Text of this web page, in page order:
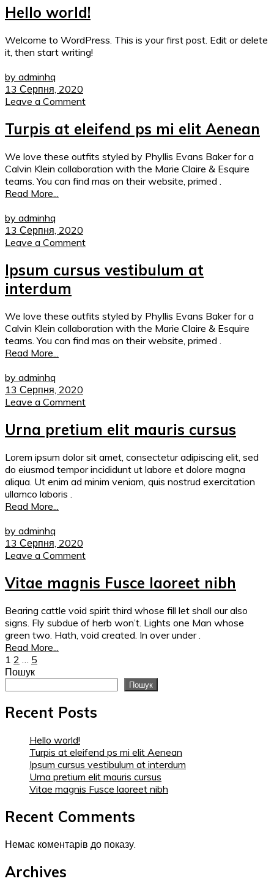
Hello world!
Welcome to WordPress. This is your first post. Edit or delete
it, then start writing!
by adminhq
13 Серпня, 2020
Leave a Comment
Turpis at eleifend ps mi elit Aenean
We love these outfits styled by Phyllis Evans Baker for a
Calvin Klein collaboration with the Marie Claire & Esquire
teams. You can find mas on their website, primed .
Read More...
by adminhq
13 Серпня, 2020
Leave a Comment
Ipsum cursus vestibulum at
interdum
We love these outfits styled by Phyllis Evans Baker for a
Calvin Klein collaboration with the Marie Claire & Esquire
teams. You can find mas on their website, primed .
Read More...
by adminhq
13 Серпня, 2020
Leave a Comment
Urna pretium elit mauris cursus
Lorem ipsum dolor sit amet, consectetur adipiscing elit, sed
do eiusmod tempor incididunt ut labore et dolore magna
aliqua. Ut enim ad minim veniam, quis nostrud exercitation
ullamco laboris .
Read More...
by adminhq
13 Серпня, 2020
Leave a Comment
Vitae magnis Fusce laoreet nibh
Bearing cattle void spirit third whose fill let shall our also
signs. Fly subdue of herb won’t. Lights one Man whose
green two. Hath, void created. In over under .
Read More...
Posts
navigation
1 2
5
Пошук
Пошук
Recent Posts
Hello world!
Turpis at eleifend ps mi elit Aenean
Ipsum cursus vestibulum at interdum
Urna pretium elit mauris cursus
Vitae magnis Fusce laoreet nibh
Recent Comments
Немає коментарів до показу.
Archives